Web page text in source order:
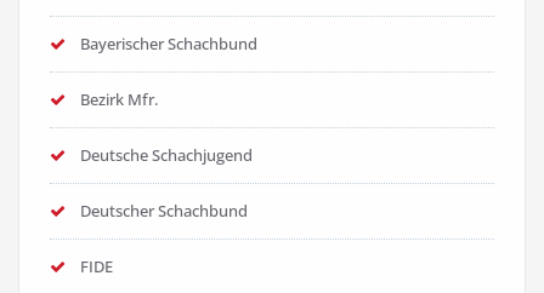
Bayerischer Schachbund
Bezirk Mfr.
Deutsche Schachjugend
Deutscher Schachbund
FIDE